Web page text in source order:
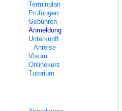
Terminplan
Prüfungen
Gebühren
Anmeldung
Unterkunft
Anreise
Visum
Onlinekurs
Tutorium